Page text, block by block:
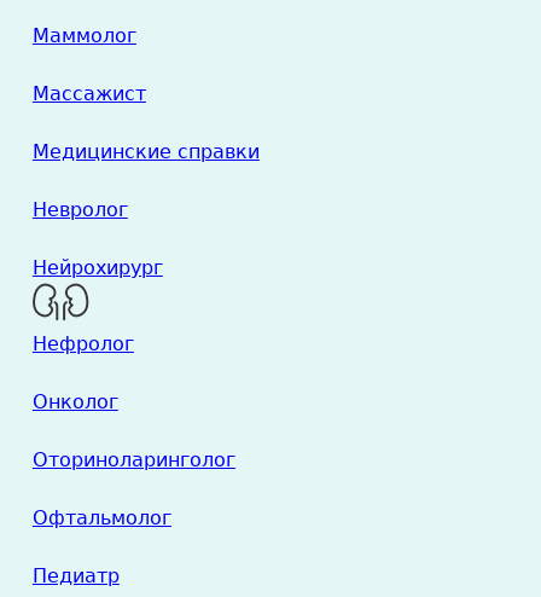
Маммолог
Массажист
Медицинские справки
Невролог
Нейрохирург
Нефролог
Онколог
Оториноларинголог
Офтальмолог
Педиатр